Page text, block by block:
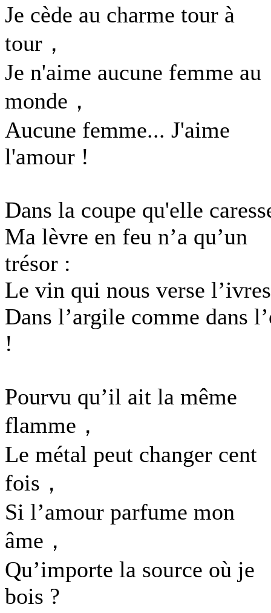
Je cède au charme tour à
tour，
Je n'aime aucune femme au
monde，
Aucune femme... J'aime
l'amour !
Dans la coupe qu'elle
Ma lèvre en feu n’a qu’un
trésor :
Le vin qui nous verse
Dans l’argile comme dans
!
Pourvu qu’il ait la même
flamme，
Le métal peut changer cent
fois，
Si l’amour parfume mon
âme，
Qu’importe la source où je
bois ?